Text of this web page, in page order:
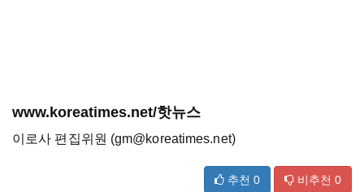
www.koreatimes.net/핫뉴스
이로사 편집위원 (gm@koreatimes.net)
추천 0 비추천 0